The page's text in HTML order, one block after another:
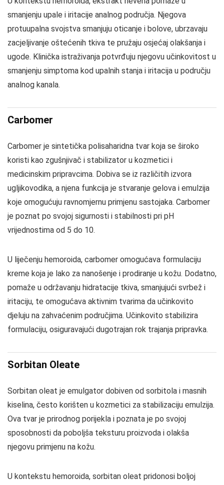
smanjenju upale i iritacije analnog područja. Njegova
protuupalna svojstva smanjuju oticanje i bolove, ubrzavaju
zacjeljivanje oštećenih tkiva te pružaju osjećaj olakšanja i
ugode. Klinička istraživanja potvrđuju njegovu učinkovitost u
smanjenju simptoma kod upalnih stanja i iritacija u području
analnog kanala.
Carbomer
Carbomer je sintetička polisaharidna tvar koja se široko
koristi kao zgušnjivač i stabilizator u kozmetici i
medicinskim pripravcima. Dobiva se iz različitih izvora
ugljikovodika, a njena funkcija je stvaranje gelova i emulzija
koje omogućuju ravnomjernu primjenu sastojaka. Carbomer
je poznat po svojoj sigurnosti i stabilnosti pri pH
vrijednostima od 5 do 10.
U liječenju hemoroida, carbomer omogućava formulaciju
kreme koja je lako za nanošenje i prodiranje u kožu. Dodatno,
pomaže u održavanju hidratacije tkiva, smanjujući svrbež i
iritaciju, te omogućava aktivnim tvarima da učinkovito
djeluju na zahvaćenim područjima. Učinkovito stabilizira
formulaciju, osiguravajući dugotrajan rok trajanja pripravka.
Sorbitan Oleate
Sorbitan oleat je emulgator dobiven od sorbitola i masnih
kiselina, često korišten u kozmetici za stabilizaciju emulzija.
Ova tvar je prirodnog porijekla i poznata je po svojoj
sposobnosti da poboljša teksturu proizvoda i olakša
njegovu primjenu na kožu.
U kontekstu hemoroida, sorbitan oleat pridonosi boljoj